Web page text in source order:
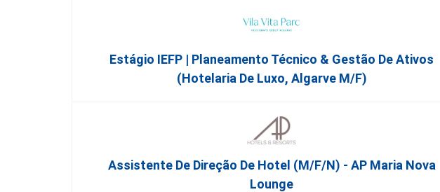
Estágio IEFP | Planeamento Técnico & Gestão De Ativos
(Hotelaria De Luxo, Algarve M/F)
Assistente De Direção De Hotel (m/f/n) - AP Maria Nova
Lounge